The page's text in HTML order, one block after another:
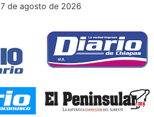
7 de agosto de 2026